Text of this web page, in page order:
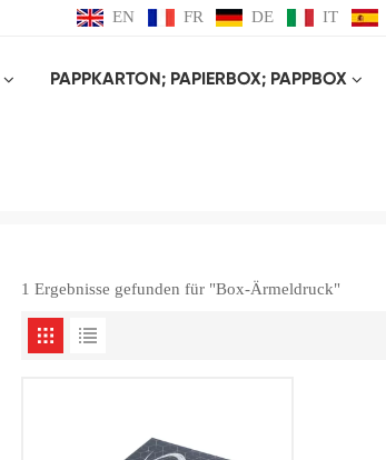
EN FR DE IT
PAPPKARTON; PAPIERBOX; PAPPBOX
1 Ergebnisse gefunden für "Box-Ärmeldruck"